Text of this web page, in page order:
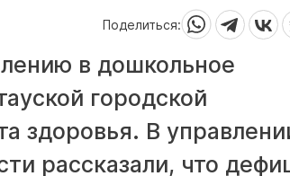
Поделиться:
в дошкольное
городской
здоровья. В
рассказали, что